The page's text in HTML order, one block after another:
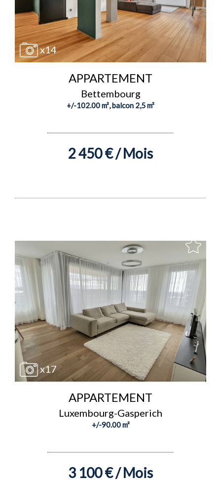
x14
APPARTEMENT
Bettembourg
+/-102.00 m², balcon 2,5 m²
2 450 € / Mois
x17
APPARTEMENT
Luxembourg-Gasperich
+/-90.00 m²
3 100 € / Mois